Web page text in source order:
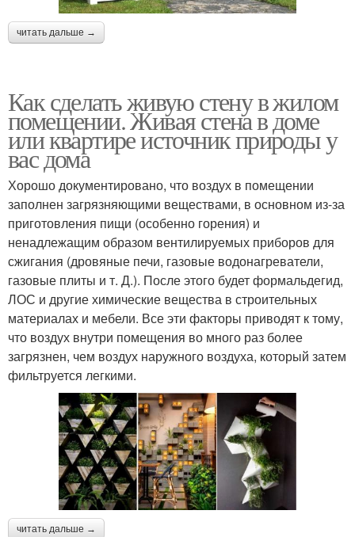
читать дальше →
Как сделать живую стену в жилом
помещении. Живая стена в доме
или квартире источник природы у
вас дома
Хорошо документировано, что воздух в помещении
заполнен загрязняющими веществами, в основном из-за
приготовления пищи (особенно горения) и
ненадлежащим образом вентилируемых приборов для
сжигания (дровяные печи, газовые водонагреватели,
газовые плиты и т. Д.). После этого будет формальдегид,
ЛОС и другие химические вещества в строительных
материалах и мебели. Все эти факторы приводят к тому,
что воздух внутри помещения во много раз более
загрязнен, чем воздух наружного воздуха, который затем
фильтруется легкими.
читать дальше →